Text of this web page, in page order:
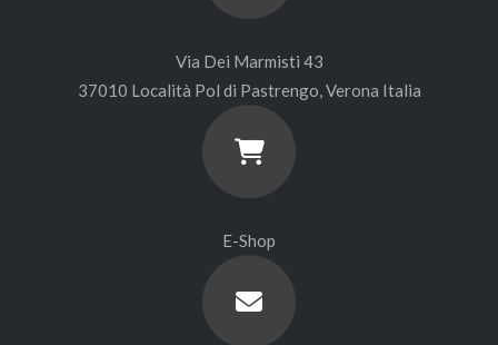
Via Dei Marmisti 43
37010 Località Pol di Pastrengo, Verona Italia
E-Shop